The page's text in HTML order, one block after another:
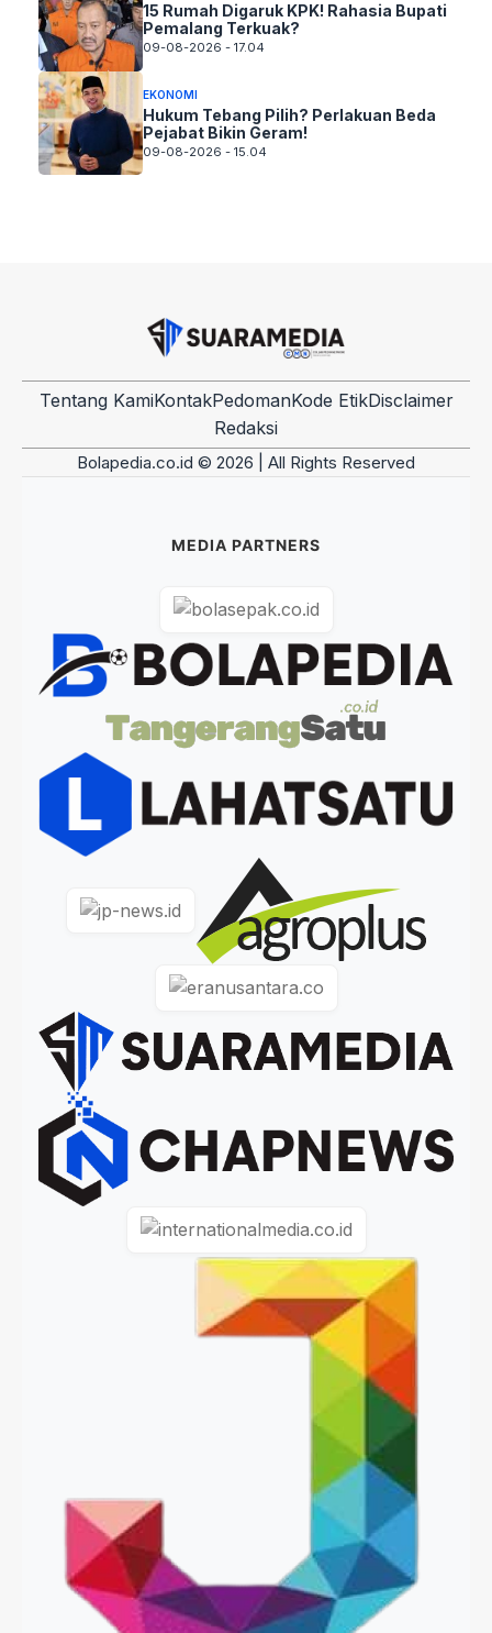
15 Rumah Digaruk KPK! Rahasia Bupati
Pemalang Terkuak?
09-08-2026 - 17.04
EKONOMI
Hukum Tebang Pilih? Perlakuan Beda
Pejabat Bikin Geram!
09-08-2026 - 15.04
Tentang KamiKontakPedomanKode EtikDisclaimer
Redaksi
Bolapedia.co.id © 2026 | All Rights Reserved
MEDIA PARTNERS